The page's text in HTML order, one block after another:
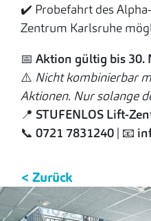
✔️ Probefahrt des
Zentrum Karlsruhe
📅 Aktion gültig bis 30.
⚠️ Nicht kombinierbar
Aktionen. Nur solange
📍 STUFENLOS Lift-
📞 0721 7831240 | 📧
< Zurück